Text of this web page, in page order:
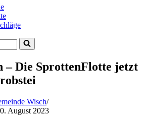
– Die SprottenFlotte jetzt
Wisch
August 2023